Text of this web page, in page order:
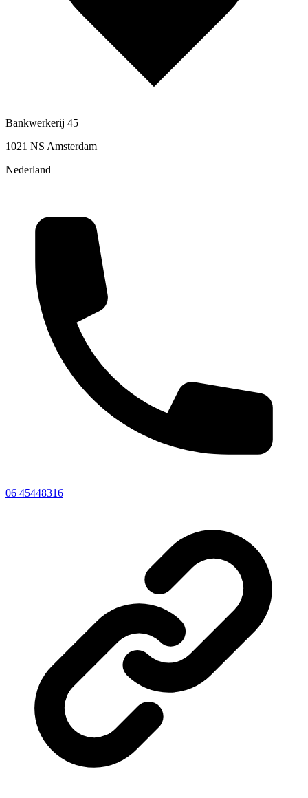
Bankwerkerij 45
1021 NS Amsterdam
Nederland
06 45448316